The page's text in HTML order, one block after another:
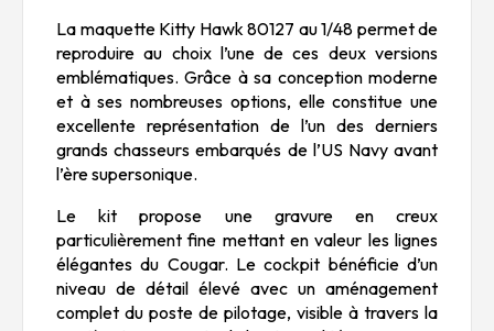
La maquette Kitty Hawk 80127 au 1/48 permet de
reproduire au choix l’une de ces deux versions
emblématiques. Grâce à sa conception moderne
et à ses nombreuses options, elle constitue une
excellente représentation de l’un des derniers
grands chasseurs embarqués de l’US Navy avant
l’ère supersonique.
Le kit propose une gravure en creux
particulièrement fine mettant en valeur les lignes
élégantes du Cougar. Le cockpit bénéficie d’un
niveau de détail élevé avec un aménagement
complet du poste de pilotage, visible à travers la